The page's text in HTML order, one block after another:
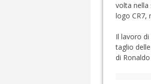
volta nella
logo CR7,
Il lavoro
taglio
di